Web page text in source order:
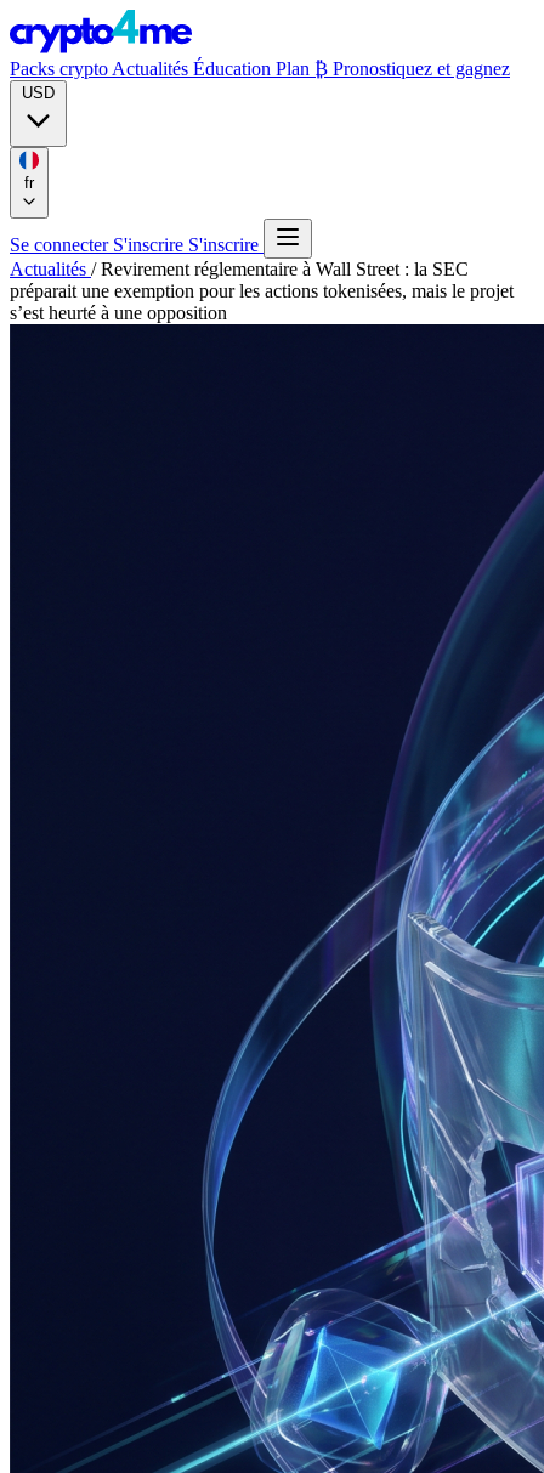
Packs crypto Actualités Éducation Plan ₿ Pronostiquez et gagnez
fr
Se connecter S'inscrire S'inscrire
Actualités / Revirement réglementaire à Wall Street : la SEC
préparait une exemption pour les actions tokenisées, mais le projet
s’est heurté à une opposition